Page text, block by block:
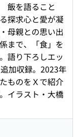
飯を語ること
探求心と愛が凝
母親との思い出
まで、「食」を
語り下ろしエッ
加収録。2023年
ものをＸで紹介
イラスト・大橋